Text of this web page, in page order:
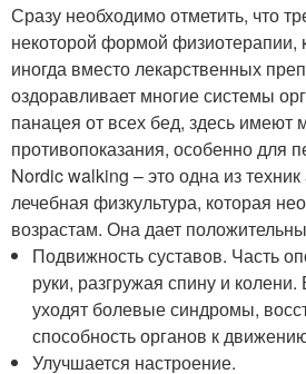
Сразу необходимо отметить, что
некоторой формой физиотерапии,
иногда вместо лекарственных
оздоравливает многие системы
панацея от всех бед, здесь имеют
противопоказания, особенно для
Nordic walking – это одна из техник
лечебная физкультура, которая
возрастам. Она дает
Подвижность суставов. Часть
руки, разгружая спину и
уходят болевые синдромы,
способность органов к
Улучшается настроение.